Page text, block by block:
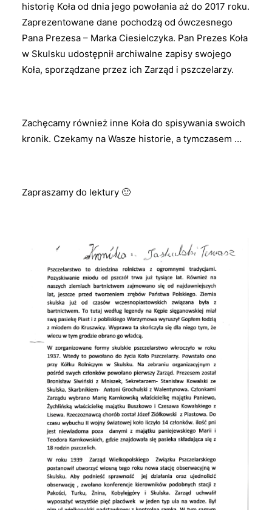
historię Koła od dnia jego powołania aż do 2017 roku.
Zaprezentowane dane pochodzą od ówczesnego
Pana Prezesa – Marka Ciesielczyka. Pan Prezes Koła
w Skulsku udostępnił archiwalne zapisy swojego
Koła, sporządzane przez ich Zarząd i pszczelarzy.
Zachęcamy również inne Koła do spisywania swoich
kronik. Czekamy na Wasze historie, a tymczasem …
Zapraszamy do lektury 🙂